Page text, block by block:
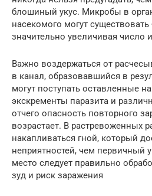
блошиный укус. Микробы в
насекомого могут
значительно увеличивая число
Важно воздержаться от
в канал, образовавшийся в
могут поступать оставленные
экскременты паразита и
отчего опасность повторного
возрастает. В растревоженных
накапливаться гной, который
неприятностей, чем первичный
место следует правильно
зуд и риск заражения